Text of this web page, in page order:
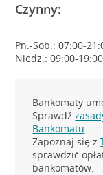
Czynny:
Pn.-Sob.: 07:00-
Niedz.: 09:00-19:00
Bankomaty
Sprawdź
Bankomatu.
Zapoznaj się z
sprawdzić
bankomatów.